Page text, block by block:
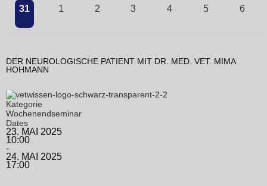
31 1 2 3 4 5 6
DER NEUROLOGISCHE PATIENT MIT DR. MED. VET. MIMA
HOHMANN
Kategorie
Wochenendseminar
Dates
23. MAI 2025
10:00
-
24. MAI 2025
17:00